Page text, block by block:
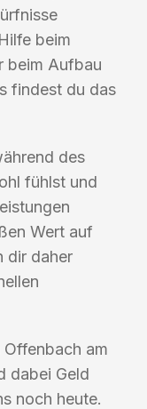
beim
beim Aufbau
findest du das
des
fühlst und
Wert auf
dir daher
am
dabei Geld
noch heute.